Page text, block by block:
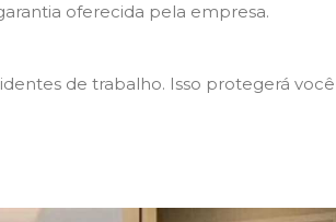
oferecida pela empresa.
de trabalho. Isso protegerá você